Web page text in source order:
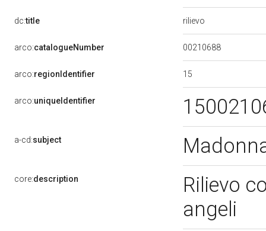
dc:title rilievo
arco:catalogueNumber 00210688
arco:regionIdentifier 15
arco:uniqueIdentifier
a-cd:subject
core:description
Rilievo
angeli